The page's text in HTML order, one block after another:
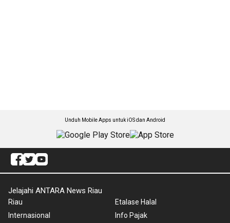
Unduh Mobile Apps untuk iOS dan Android
Jelajahi ANTARA News Riau
Riau
Internasional
Etalase Halal
Info Pajak